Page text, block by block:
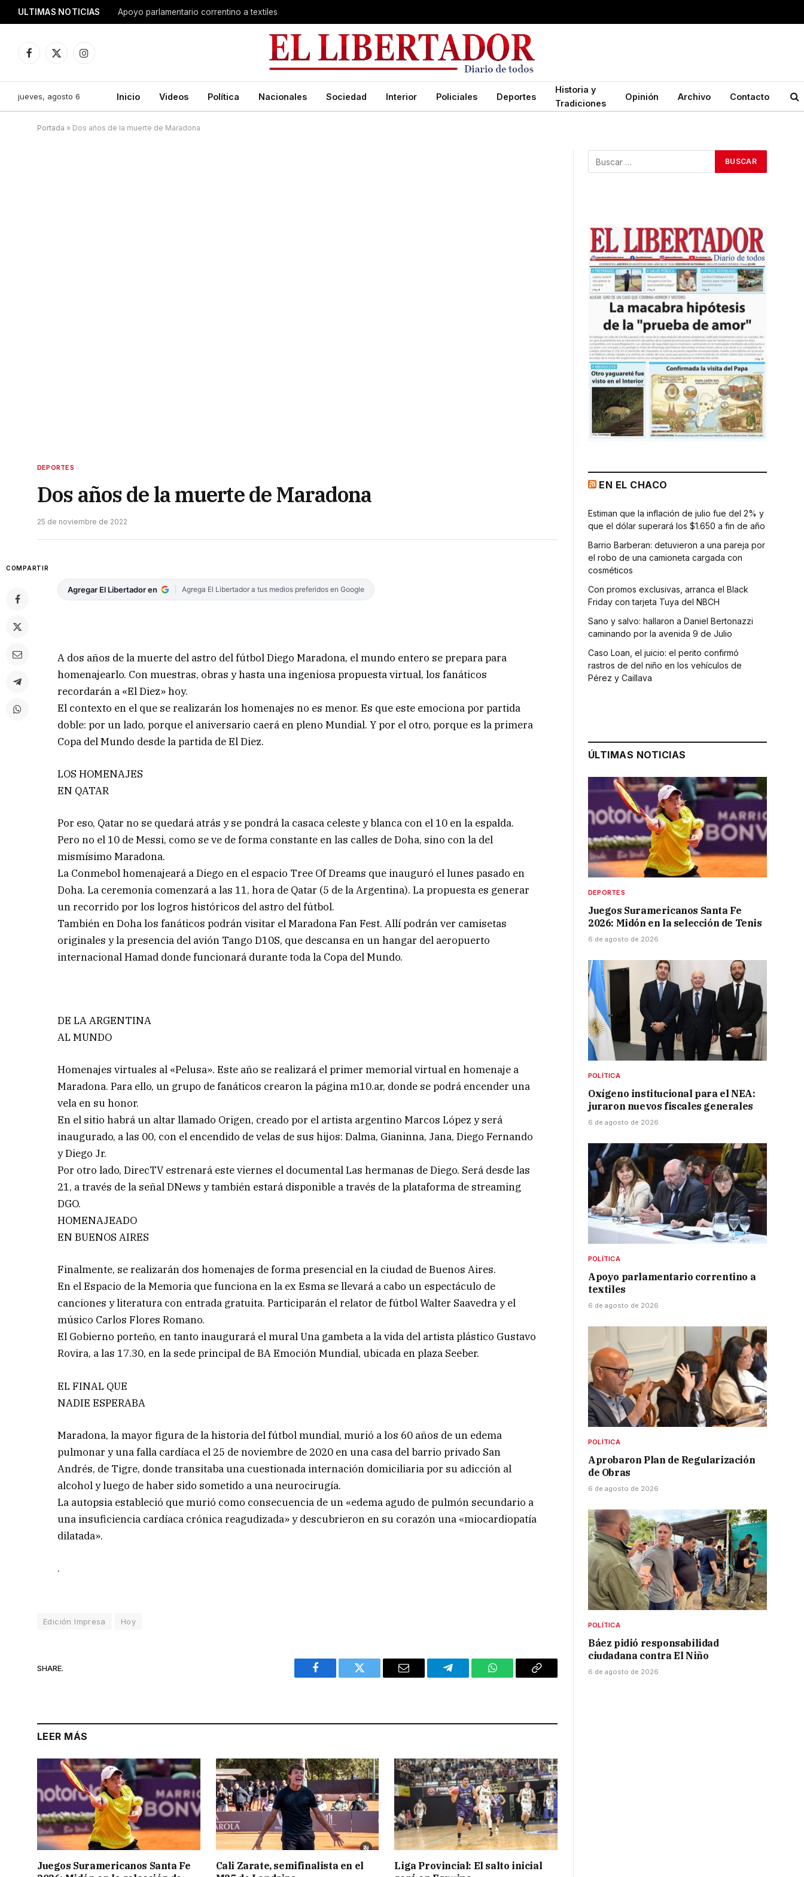
ULTIMAS NOTICIAS Apoyo parlamentario correntino a textiles
Facebook
X
Instagram
jueves, agosto 6 Inicio Videos Política Nacionales Sociedad Interior Policiales Deportes
Historia y
Tradiciones
Opinión Archivo Contacto
Portada » Dos años de la muerte de Maradona
DEPORTES
Dos años de la muerte de Maradona
25 de noviembre de 2022
COMPARTIR
Agregar El Libertador en Agrega El Libertador a tus medios preferidos en Google
A dos años de la muerte del astro del fútbol Diego Maradona, el mundo entero se prepara para
homenajearlo. Con muestras, obras y hasta una ingeniosa propuesta virtual, los fanáticos
recordarán a «El Diez» hoy.
El contexto en el que se realizarán los homenajes no es menor. Es que este emociona por partida
doble: por un lado, porque el aniversario caerá en pleno Mundial. Y por el otro, porque es la primera
Copa del Mundo desde la partida de El Diez.
LOS HOMENAJES
EN QATAR
Por eso, Qatar no se quedará atrás y se pondrá la casaca celeste y blanca con el 10 en la espalda.
Pero no el 10 de Messi, como se ve de forma constante en las calles de Doha, sino con la del
mismísimo Maradona.
La Conmebol homenajeará a Diego en el espacio Tree Of Dreams que inauguró el lunes pasado en
Doha. La ceremonia comenzará a las 11, hora de Qatar (5 de la Argentina). La propuesta es generar
un recorrido por los logros históricos del astro del fútbol.
También en Doha los fanáticos podrán visitar el Maradona Fan Fest. Allí podrán ver camisetas
originales y la presencia del avión Tango D10S, que descansa en un hangar del aeropuerto
internacional Hamad donde funcionará durante toda la Copa del Mundo.
DE LA ARGENTINA
AL MUNDO
Homenajes virtuales al «Pelusa». Este año se realizará el primer memorial virtual en homenaje a
Maradona. Para ello, un grupo de fanáticos crearon la página m10.ar, donde se podrá encender una
vela en su honor.
En el sitio habrá un altar llamado Origen, creado por el artista argentino Marcos López y será
inaugurado, a las 00, con el encendido de velas de sus hijos: Dalma, Gianinna, Jana, Diego Fernando
y Diego Jr.
Por otro lado, DirecTV estrenará este viernes el documental Las hermanas de Diego. Será desde las
21, a través de la señal DNews y también estará disponible a través de la plataforma de streaming
DGO.
HOMENAJEADO
EN BUENOS AIRES
Finalmente, se realizarán dos homenajes de forma presencial en la ciudad de Buenos Aires.
En el Espacio de la Memoria que funciona en la ex Esma se llevará a cabo un espectáculo de
canciones y literatura con entrada gratuita. Participarán el relator de fútbol Walter Saavedra y el
músico Carlos Flores Romano.
El Gobierno porteño, en tanto inaugurará el mural Una gambeta a la vida del artista plástico Gustavo
Rovira, a las 17.30, en la sede principal de BA Emoción Mundial, ubicada en plaza Seeber.
EL FINAL QUE
NADIE ESPERABA
Maradona, la mayor figura de la historia del fútbol mundial, murió a los 60 años de un edema
pulmonar y una falla cardíaca el 25 de noviembre de 2020 en una casa del barrio privado San
Andrés, de Tigre, donde transitaba una cuestionada internación domiciliaria por su adicción al
alcohol y luego de haber sido sometido a una neurocirugía.
La autopsia estableció que murió como consecuencia de un «edema agudo de pulmón secundario a
una insuficiencia cardíaca crónica reagudizada» y descubrieron en su corazón una «miocardiopatía
dilatada».
.
Edición Impresa Hoy
SHARE.
Facebook Twitter Email Telegram WhatsAppCopy
LEER MÁS
Juegos Suramericanos Santa Fe
Cali Zarate, semifinalista en el
Liga Provincial: El salto inicial
EN EL CHACO
Estiman que la inflación de julio fue del 2% y
que el dólar superará los $1.650 a fin de año
Barrio Barberan: detuvieron a una pareja por
el robo de una camioneta cargada con
cosméticos
Con promos exclusivas, arranca el Black
Friday con tarjeta Tuya del NBCH
Sano y salvo: hallaron a Daniel Bertonazzi
caminando por la avenida 9 de Julio
Caso Loan, el juicio: el perito confirmó
rastros de del niño en los vehículos de
Pérez y Caillava
ÚLTIMAS NOTICIAS
DEPORTES
Juegos Suramericanos Santa Fe
2026: Midón en la selección de Tenis
6 de agosto de 2026
POLÍTICA
Oxígeno institucional para el NEA:
juraron nuevos fiscales generales
6 de agosto de 2026
POLÍTICA
Apoyo parlamentario correntino a
textiles
6 de agosto de 2026
POLÍTICA
Aprobaron Plan de Regularización
de Obras
6 de agosto de 2026
POLÍTICA
Báez pidió responsabilidad
ciudadana contra El Niño
6 de agosto de 2026